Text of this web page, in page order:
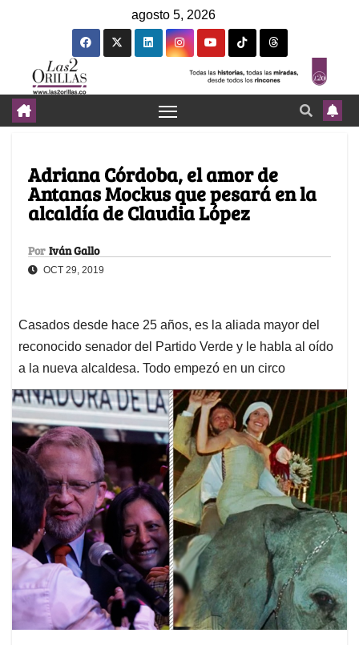
agosto 5, 2026
Adriana Córdoba, el amor de
Antanas Mockus que pesará en la
alcaldía de Claudia López
Por Iván Gallo
OCT 29, 2019
Casados desde hace 25 años, es la aliada mayor del
reconocido senador del Partido Verde y le habla al oído
a la nueva alcaldesa. Todo empezó en un circo